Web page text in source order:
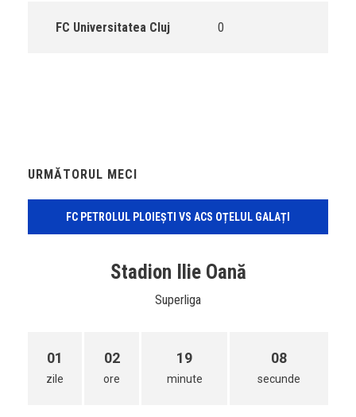
FC Universitatea Cluj 0
URMĂTORUL MECI
FC PETROLUL PLOIEȘTI VS ACS OȚELUL GALAȚI
Stadion Ilie Oană
Superliga
01
zile
02
ore
19
minute
08
secunde